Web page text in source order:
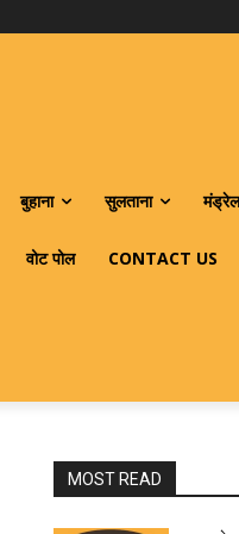
बुहाना सुलताना
वोट पोल CONTACT US
MOST READ